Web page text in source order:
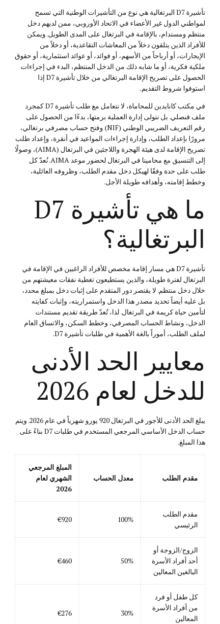
تأشيرة D7 البرتغالية هي نوع من التأشيرات الوطنية التي تسمح
لمواطني الدول غير الأعضاء في الاتحاد الأوروبي، ممن لديهم دخل
منتظم ومستدام، بالإقامة في البرتغال على المدى الطويل. ويمكن
للأفراد الذين يتلقون دخلاً من المعاشات التقاعدية، أو دخلاً من
الإيجارات، أو أرباحاً من الأسهم، أو فوائد، أو عوائد استثمارية، أو حقوق
ملكية فكرية، أو ما شابه ذلك من الدخل المنتظم، البدء في إجراءات
الحصول على تصريح الإقامة البرتغالي من خلال تأشيرة D7 إذا
استوفوا شروط التقديم.
في مكتب كانايدين للمحاماة، لا نتعامل مع طلب تأشيرة D7 كمجرد
ملف قنصلي. بل نتولى إدارة العملية برمتها، بدءًا من الحصول على
رقم التعريف الضريبي الوطني (NIF) وفتح حساب مصرفي برتغالي،
مرورًا بإعداد الطلب، وإدارة إجراءات المواعيد في أنقرة، وإعداد طلب
تصريح الإقامة لدى هيئة الهجرة واللاجئين في البرتغال (AIMA)، وصولًا
إلى التنسيق مع محامينا في البرتغال لحضور موعد AIMA. نُعدّ كل
طلب على حدة وفقًا لهيكل دخل مقدم الطلب، وظروفه العائلية،
وخطط إقامته، وأهدافه طويلة الأجل.
ما هي تأشيرة D7
البرتغالية؟
تأشيرة D7 هي مسار إقامة مخصص للأفراد الراغبين في الإقامة في
البرتغال لفترة طويلة، والذين يستطيعون تغطية نفقات معيشتهم من
خلال دخل منتظم. لا يقتصر دور المتقدم على إثبات دخل بمبلغ محدد،
بل عليه أيضاً تحديد مصدر هذا الدخل واستمراريته، وإثبات كفايته
لتأمين حياة كريمة في البرتغال. لذا، تُعدّ طريقة تقديم مستندات
الدخل، ونشاط الحساب المصرفي، وخطط السكن، والاتساق العام
لملف الطلب، أموراً بالغة الأهمية في طلبات تأشيرة D7.
معايير الحد الأدنى
للدخل لعام 2026
يبلغ الحد الأدنى للأجور في البرتغال 920 يورو شهرياً في عام 2026. ويتم
حساب الدخل الأساسي المرجعي المستخدم في طلبات D7 بناءً على
هذا المبلغ.
مقدم الطلب معدل الحساب
المبلغ المرجعي
الشهري لعام
2026
مقدم الطلب
الرئيسي
100%
€920
الزوج/الزوجة أو
أحد أفراد الأسرة
البالغين المعالين
50%
€460
كل طفل أو فرد
من أفراد الأسرة
المعالين
30%
€276